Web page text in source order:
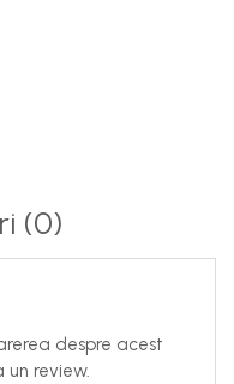
(0)
despre acest
review.